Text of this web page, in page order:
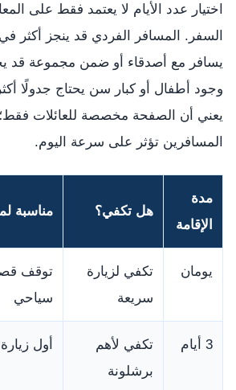
اختيار عدد الأيام لا يعتمد فقط على
السفر. المسافر الفردي قد ينجز أكثر
يسافر مع أصدقاء أو ضمن مجموعة قد
وجود أطفال أو كبار سن يحتاج جدولًا
يعني أن الصفحة مخصصة للعائلات
المسافرين تؤثر على سرعة اليوم.
مدة
الإقامة
هل تكفي؟ مناسبة
يومان
تكفي لزيارة
سريعة
توقف
سياحي
3 أيام
تكفي لأهم
برشلونة
أول